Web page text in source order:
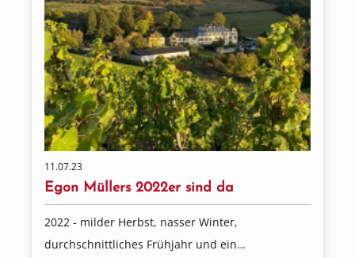
11.07.23
Egon Müllers 2022er sind da
2022 - milder Herbst, nasser Winter,
durchschnittliches Frühjahr und ein